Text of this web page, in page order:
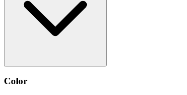
Color